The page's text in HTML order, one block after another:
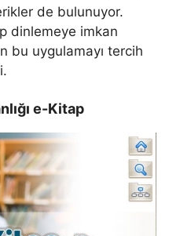
de bulunuyor.
dinlemeye imkan
bu uygulamayı tercih
e-Kitap